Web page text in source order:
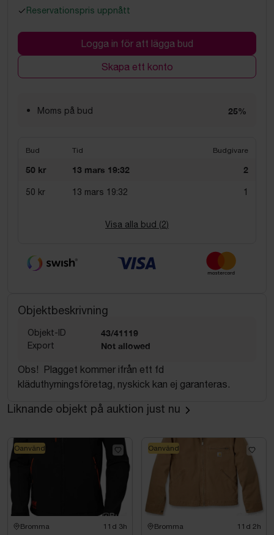
Reservationspris uppnått
Logga in för att lägga bud
Skapa ett konto
Moms på bud 25%
Bud Tid Budgivare
50 kr 13 mars 19:32 2
50 kr 13 mars 19:32 1
Visa alla bud (2)
Objektbeskrivning
Objekt-ID 43/41119
Export Not allowed
Obs! Plagget kommer ifrån ett fd
kläduthyrningsföretag, nyskick kan ej garanteras.
Liknande objekt på auktion just nu
Bromma 11d 3h
Oanvänd
Bromma 11d 2h
Oanvänd